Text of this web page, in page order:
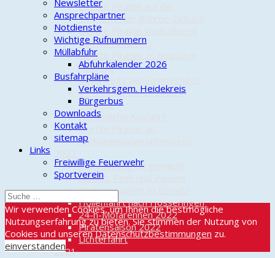
Oertze Piraten auf der
Titelseite der Böhme-Zeitung
Oertze Piraten kontrollieren
den Kartoffelweg
Oertze Piraten zu Besuch in
Faßberg
Unterwegs bei Sommerhitze
24-h-Mofarennen 2023 in
Munster
Herbstliche Ausfahrt
Oertze Piraten als
Radwegepaten unterwegs
... der Anfang ist gemacht
Pleiten, Pech und Pannen
Radwegepaten im Einsatz
Höllenfahrt nach Hösseringen
24-h-Mofarennen 2022
Piratensaison 2022
Lichterfahrt
2021
Newsletter
Ansprechpartner
Notdienste
Wichtige Rufnummern
Müllabfuhr
Abfuhrkalender 2026
Busfahrpläne
Verkehrsgem. Heidekreis
Bürgerbus
Downloads
Kontakt
sitemap
Links
Freiwillige Feuerwehr
Sportverein
Wir verwenden Cookies, um Ihnen die bestmögliche
Nutzungserfahrung zu bieten. Sie stimmen der Nutzung von
Cookies und unserenDatenschutzbestimmungen zu.
einverstanden